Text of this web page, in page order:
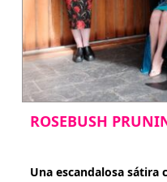
ROSEBUSH
Una escandalosa sátira